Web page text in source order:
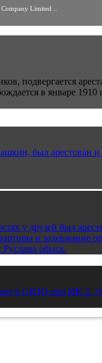
Limited ..
подвергается
в январе 1910
был арестован и
у друзей был
и задержание
обыск.
в СИЗО при ИК-2.